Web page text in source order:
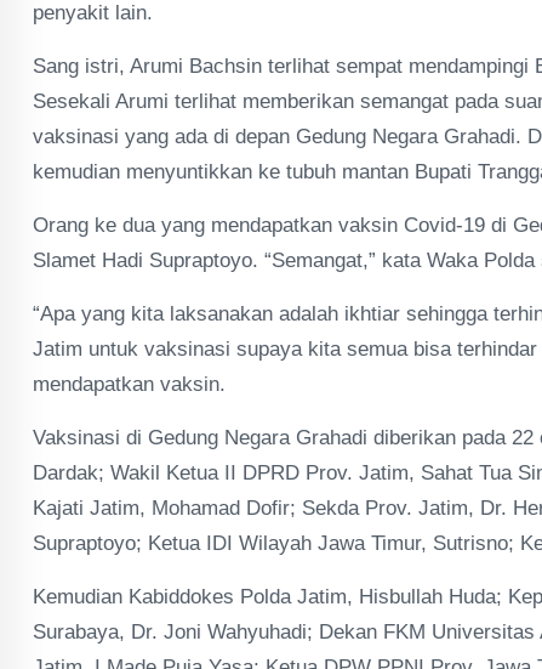
penyakit lain.
Sang istri, Arumi Bachsin terlihat sempat
Sesekali Arumi terlihat memberikan semangat pada
vaksinasi yang ada di depan Gedung Negara Grahadi.
kemudian menyuntikkan ke tubuh mantan Bupati
Orang ke dua yang mendapatkan vaksin Covid-19 di
Slamet Hadi Supraptoyo. “Semangat,” kata Waka
“Apa yang kita laksanakan adalah ikhtiar sehingga
Jatim untuk vaksinasi supaya kita semua bisa
mendapatkan vaksin.
Vaksinasi di Gedung Negara Grahadi diberikan pada
Dardak; Wakil Ketua II DPRD Prov. Jatim, Sahat Tua
Kajati Jatim, Mohamad Dofir; Sekda Prov. Jatim, Dr.
Supraptoyo; Ketua IDI Wilayah Jawa Timur, Sutrisno;
Kemudian Kabiddokes Polda Jatim, Hisbullah Huda;
Surabaya, Dr. Joni Wahyuhadi; Dekan FKM